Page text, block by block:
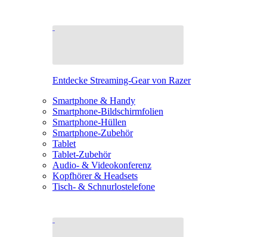
Entdecke Streaming-Gear von Razer
Smartphone & Handy
Smartphone-Bildschirmfolien
Smartphone-Hüllen
Smartphone-Zubehör
Tablet
Tablet-Zubehör
Audio- & Videokonferenz
Kopfhörer & Headsets
Tisch- & Schnurlostelefone